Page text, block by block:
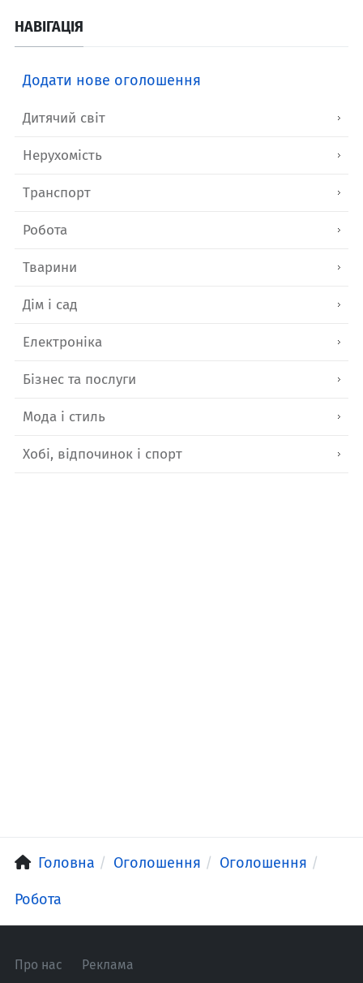
НАВІГАЦІЯ
Додати нове оголошення
Дитячий світ
Нерухомість
Транспорт
Робота
Тварини
Дім і сад
Електроніка
Бізнес та послуги
Мода і стиль
Хобі, відпочинок і спорт
Головна Оголошення Оголошення
Робота
Про нас Реклама